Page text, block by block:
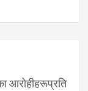
आरोहीहरूप्रति